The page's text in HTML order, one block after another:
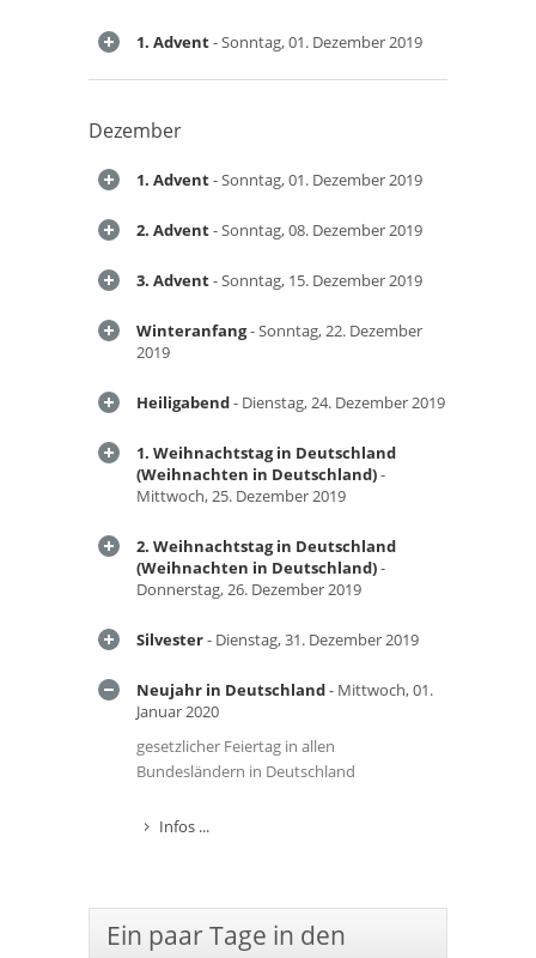
1. Advent- Sonntag, 01. Dezember 2019
Dezember
1. Advent- Sonntag, 01. Dezember 2019
2. Advent- Sonntag, 08. Dezember 2019
3. Advent- Sonntag, 15. Dezember 2019
Winteranfang- Sonntag, 22. Dezember
2019
Heiligabend- Dienstag, 24. Dezember 2019
1. Weihnachtstag in Deutschland
(Weihnachten in Deutschland)-
Mittwoch, 25. Dezember 2019
2. Weihnachtstag in Deutschland
(Weihnachten in Deutschland)-
Donnerstag, 26. Dezember 2019
Silvester- Dienstag, 31. Dezember 2019
Neujahr in Deutschland- Mittwoch, 01.
Januar 2020
gesetzlicher Feiertag in allen
Bundesländern in Deutschland
Infos ...
Ein paar Tage in den